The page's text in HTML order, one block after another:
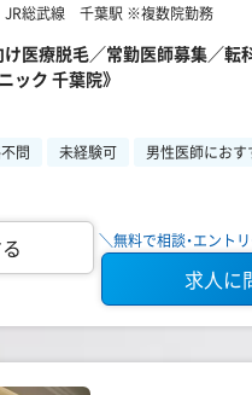
JR総武線 千葉駅 ※複数院勤務
け医療脱毛／常勤医師募集／転
ック 千葉院》
問 未経験可 男性医師におす
＼無料で相談・エント
求人に